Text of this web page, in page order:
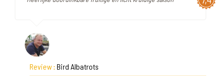
Review : Bird Albatrots